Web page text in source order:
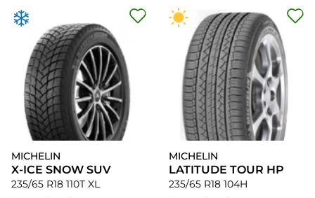
MICHELIN
X-ICE SNOW SUV
235/65 R18 110T XL
MICHELIN
LATITUDE TOUR HP
235/65 R18 104H